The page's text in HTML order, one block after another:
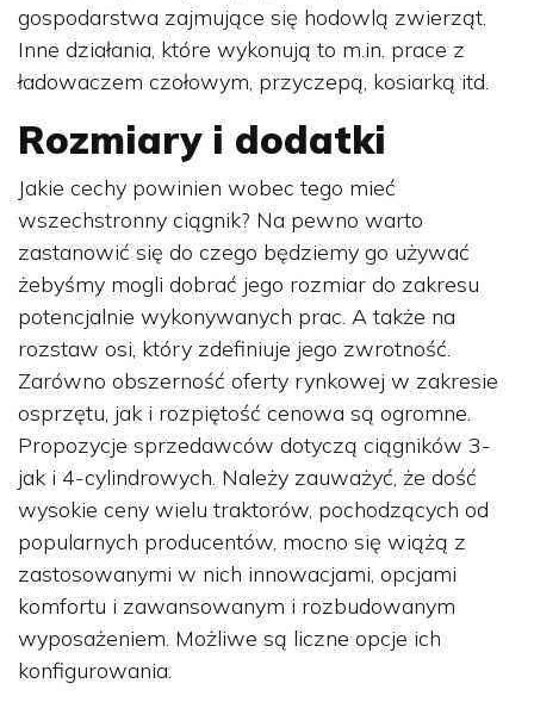
gospodarstwa zajmujące się hodowlą zwierząt.
Inne działania, które wykonują to m.in. prace z
ładowaczem czołowym, przyczepą, kosiarką itd.
Rozmiary i dodatki
Jakie cechy powinien wobec tego mieć
wszechstronny ciągnik? Na pewno warto
zastanowić się do czego będziemy go używać
żebyśmy mogli dobrać jego rozmiar do zakresu
potencjalnie wykonywanych prac. A także na
rozstaw osi, który zdefiniuje jego zwrotność.
Zarówno obszerność oferty rynkowej w zakresie
osprzętu, jak i rozpiętość cenowa są ogromne.
Propozycje sprzedawców dotyczą ciągników 3-
jak i 4-cylindrowych. Należy zauważyć, że dość
wysokie ceny wielu traktorów, pochodzących od
popularnych producentów, mocno się wiążą z
zastosowanymi w nich innowacjami, opcjami
komfortu i zawansowanym i rozbudowanym
wyposażeniem. Możliwe są liczne opcje ich
konfigurowania.